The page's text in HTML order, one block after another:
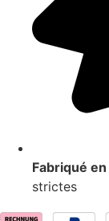
Fabriqué
strictes